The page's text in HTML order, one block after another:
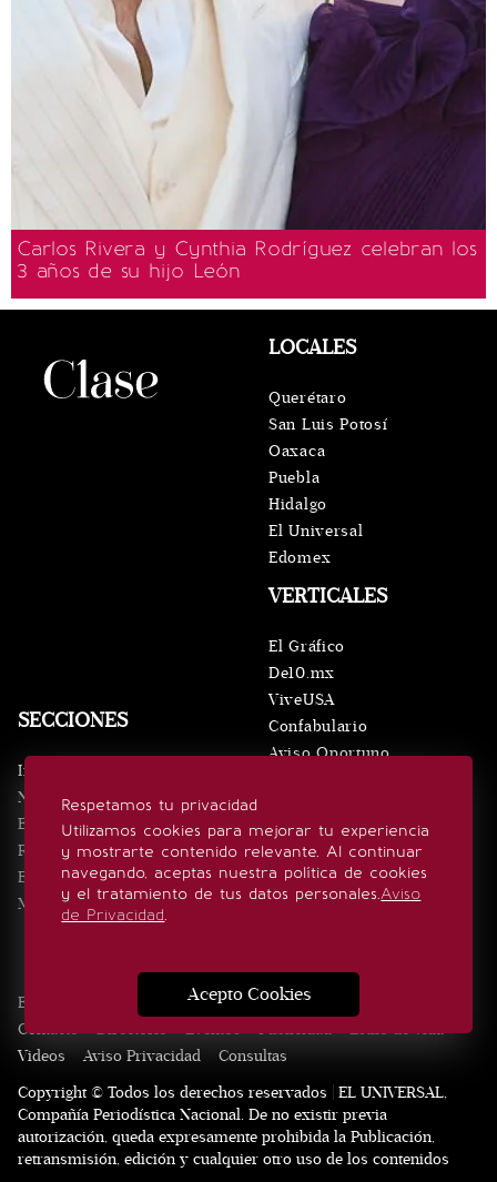
Carlos Rivera y Cynthia Rodríguez celebran los
3 años de su hijo León
Respetamos tu privacidad
Utilizamos cookies para mejorar tu experiencia
y mostrarte contenido relevante. Al continuar
navegando, aceptas nuestra política de cookies
y el tratamiento de tus datos personales.Aviso
de Privacidad.
Acepto Cookies
SECCIONES
Inicio
Noticias
Eventos
Realeza
Estilo de vida
Minuto x Minuto
VERTICALES
El Gráfico
De10.mx
ViveUSA
Confabulario
Aviso Oportuno
LOCALES
Querétaro
San Luis Potosí
Oaxaca
Puebla
Hidalgo
El Universal
Edomex
SÍGUENOS
Edición Impresa Noticias Quiénes somos
Contacto
Directorio Eventos Publicidad
Estilo de vida
Videos
Aviso Privacidad
Consultas
Copyright © Todos los derechos reservados | EL UNIVERSAL,
Compañía Periodística Nacional. De no existir previa
autorización, queda expresamente prohibida la Publicación,
retransmisión, edición y cualquier otro uso de los contenidos